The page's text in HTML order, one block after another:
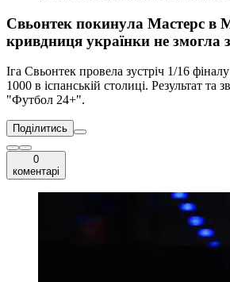
Свьонтек покинула Мастерс в
кривдниця українки не змогла
Іга Свьонтек провела зустріч 1/16
1000 в іспанській столиці. Результат та
"Футбол 24+".
Поділитись
0
коментарі